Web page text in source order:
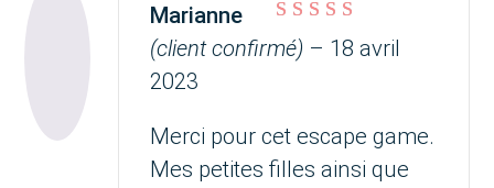
Note sur 5
Marianne
(client confirmé) – 18 avril
2023
Merci pour cet escape game.
Mes petites filles ainsi que